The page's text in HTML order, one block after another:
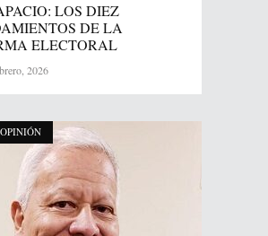
LOS DIEZ
DE LA
ELECTORAL
2026
OPINIÓN